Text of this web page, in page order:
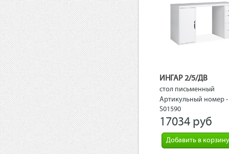
ИНГАР 2/5/ДВ
стол письменный
140x75x55, белый
Артикульный номер -
S01590
17034 рyб
Добавить в корзину